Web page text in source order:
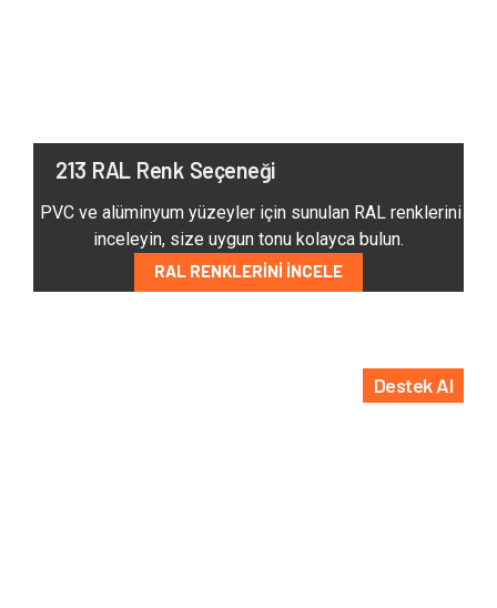
213 RAL Renk Seçeneği
PVC ve alüminyum yüzeyler için sunulan RAL renklerini
inceleyin, size uygun tonu kolayca bulun.
RAL RENKLERINI İNCELE
Destek Al